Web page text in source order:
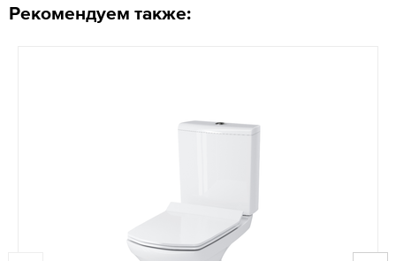
Рекомендуем также: